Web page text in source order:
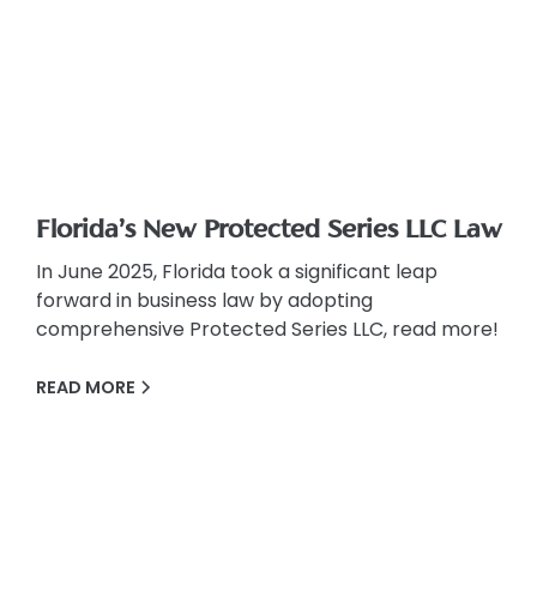
Florida’s New Protected Series LLC Law
In June 2025, Florida took a significant leap
forward in business law by adopting
comprehensive Protected Series LLC, read more!
READ MORE